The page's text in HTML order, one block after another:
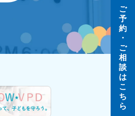
ご
予
約
･
ご
相
談
は
こ
ち
ら